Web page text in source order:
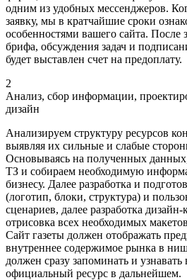
одним из удобных мессенджеров.
заявку, мы в кратчайшие сроки
особенностями вашего сайта. После
брифа, обсуждения задач и
будет выставлен счет на предоплату.
2
Анализ, сбор информации,
дизайн
Анализируем структуру ресурсов
выявляя их сильные и слабые
Основываясь на полученных
ТЗ и собираем необходимую
бизнесу. Далее разработка и
(логотип, блоки, структура) и
сценариев, далее разработка
отрисовка всех необходимых
Сайт газеты должен отображать
внутреннее содержимое рынка в
должен сразу запоминать и узнавать
официальный ресурс в дальнейшем.